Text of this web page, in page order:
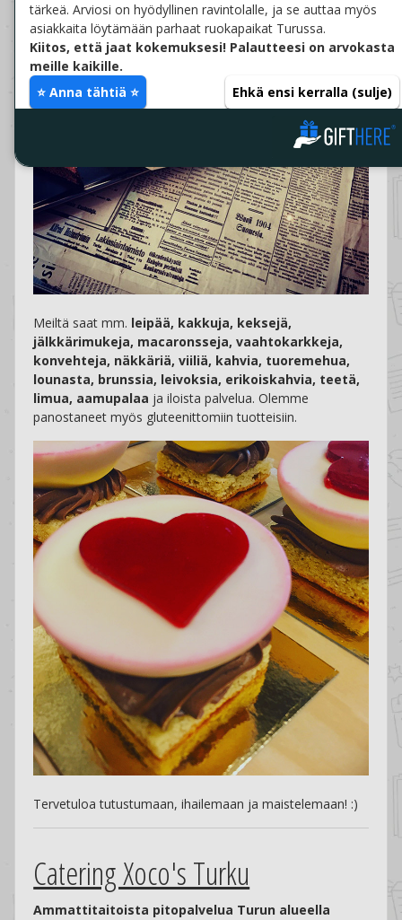
Meiltä saat mm. leipää, kakkuja, keksejä,
jälkkärimukeja, macaronsseja, vaahtokarkkeja,
konvehteja, näkkäriä, viiliä, kahvia, tuoremehua,
lounasta, brunssia, leivoksia, erikoiskahvia, teetä,
limua, aamupalaa ja iloista palvelua. Olemme
panostaneet myös gluteenittomiin tuotteisiin.
Tervetuloa tutustumaan, ihailemaan ja maistelemaan! :)
Catering Xoco's Turku
Ammattitaitoista pitopalvelua Turun alueella
tärkeä. Arviosi on hyödyllinen ravintolalle, ja se auttaa myös
asiakkaita löytämään parhaat ruokapaikat Turussa.
Kiitos, että jaat kokemuksesi! Palautteesi on arvokasta
meille kaikille.
⭐ Anna tähtiä ⭐
Ehkä ensi kerralla (sulje)